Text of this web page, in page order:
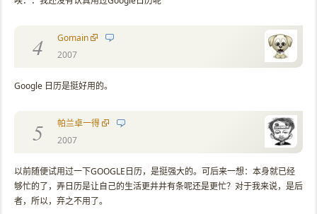
4
Gomain
2007
Google 日历是挺好用的。
5
帕兰卓一得
2007
以前随便试用过一下GOOGLE日历，是挺强大的。可后来一想：本身就已经
够忙的了，弄日历是让自己的生活更井井有条呢还是更忙？对于我来说，是后
者，所以，弃之不用了。